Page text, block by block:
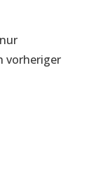
vorheriger